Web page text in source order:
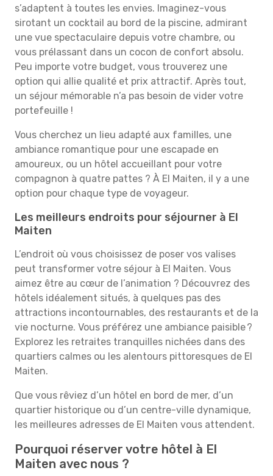
s’adaptent à toutes les envies. Imaginez-vous
sirotant un cocktail au bord de la piscine, admirant
une vue spectaculaire depuis votre chambre, ou
vous prélassant dans un cocon de confort absolu.
Peu importe votre budget, vous trouverez une
option qui allie qualité et prix attractif. Après tout,
un séjour mémorable n’a pas besoin de vider votre
portefeuille !
Vous cherchez un lieu adapté aux familles, une
ambiance romantique pour une escapade en
amoureux, ou un hôtel accueillant pour votre
compagnon à quatre pattes ? À El Maiten, il y a une
option pour chaque type de voyageur.
Les meilleurs endroits pour séjourner à El
Maiten
L’endroit où vous choisissez de poser vos valises
peut transformer votre séjour à El Maiten. Vous
aimez être au cœur de l’animation ? Découvrez des
hôtels idéalement situés, à quelques pas des
attractions incontournables, des restaurants et de la
vie nocturne. Vous préférez une ambiance paisible ?
Explorez les retraites tranquilles nichées dans des
quartiers calmes ou les alentours pittoresques de El
Maiten.
Que vous rêviez d’un hôtel en bord de mer, d’un
quartier historique ou d’un centre-ville dynamique,
les meilleures adresses de El Maiten vous attendent.
Pourquoi réserver votre hôtel à El
Maiten avec nous ?